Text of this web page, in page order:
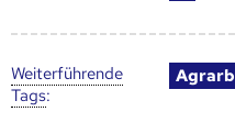
Weiter­führende
Tags: